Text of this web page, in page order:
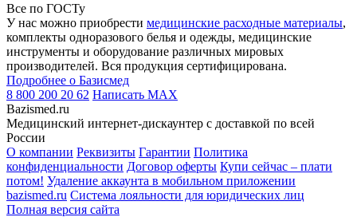
Все по ГОСТу
У нас можно приобрести медицинские расходные материалы,
комплекты одноразового белья и одежды, медицинские
инструменты и оборудование различных мировых
производителей. Вся продукция сертифицирована.
Подробнее о Базисмед
8 800 200 20 62 Написать MAX
Bazismed.ru
Медицинский интернет-дискаунтер с доставкой по всей
России
О компании Реквизиты Гарантии Политика
конфиденциальности Договор оферты Купи сейчас – плати
потом! Удаление аккаунта в мобильном приложении
bazismed.ru Система лояльности для юридических лиц
Полная версия сайта